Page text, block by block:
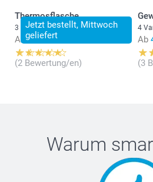
Jetzt bestellt, Mittwoch
geliefert
Thermosflasche
3 Varianten
Ab 24.95
(2 Bewertung/en)
4
Ab
(3
Warum